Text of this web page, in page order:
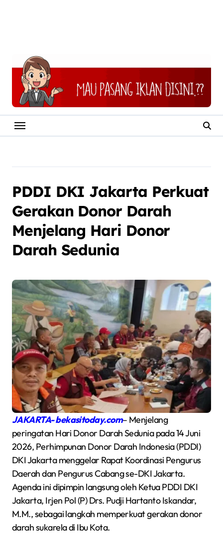
PDDI DKI Jakarta Perkuat
Gerakan Donor Darah
Menjelang Hari Donor
Darah Sedunia
JAKARTA- bekasitoday.com– Menjelang
peringatan Hari Donor Darah Sedunia pada 14 Juni
2026, Perhimpunan Donor Darah Indonesia (PDDI)
DKI Jakarta menggelar Rapat Koordinasi Pengurus
Daerah dan Pengurus Cabang se-DKI Jakarta.
Agenda ini dipimpin langsung oleh Ketua PDDI DKI
Jakarta, Irjen Pol (P) Drs. Pudji Hartanto Iskandar,
M.M., sebagai langkah memperkuat gerakan donor
darah sukarela di Ibu Kota.